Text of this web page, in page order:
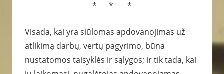
* * *
Visada, kai yra siūlomas apdovanojimas už
atlikimą darbų, vertų pagyrimo, būna
nustatomos taisyklės ir sąlygos; ir tik tada, kai